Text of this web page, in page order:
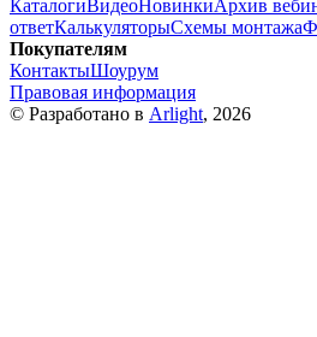
КаталогиВидеоНовинкиАрхив
ответКалькуляторыСхемы монтажа
Покупателям
КонтактыШоурум
Правовая информация
© Разработано в Arlight, 2026